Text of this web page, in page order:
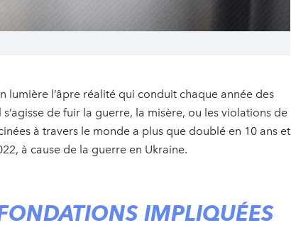
lumière l’âpre réalité qui conduit chaque année des
de fuir la guerre, la misère, ou les violations de
à travers le monde a plus que doublé en 10 ans et
à cause de la guerre en Ukraine.
IMPLIQUÉES